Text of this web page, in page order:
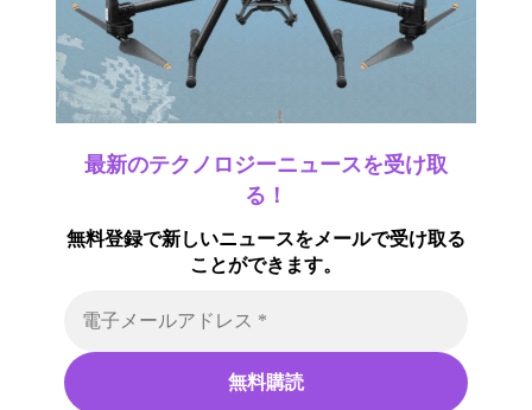
最新のテクノロジーニュースを受け取
る！
無料登録で新しいニュースをメールで受け取る
ことができます。